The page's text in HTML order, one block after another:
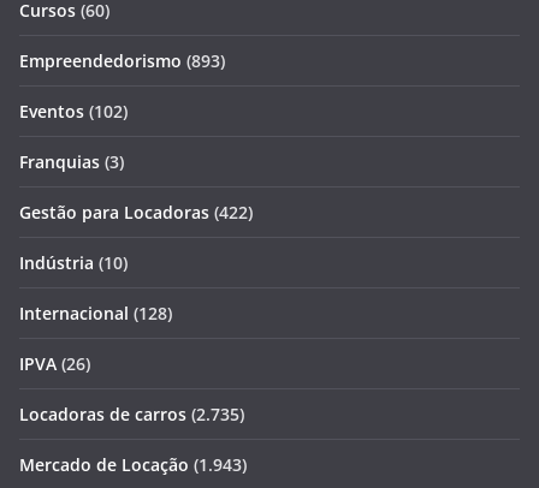
Cursos (60)
Empreendedorismo (893)
Eventos (102)
Franquias (3)
Gestão para Locadoras (422)
Indústria (10)
Internacional (128)
IPVA (26)
Locadoras de carros (2.735)
Mercado de Locação (1.943)